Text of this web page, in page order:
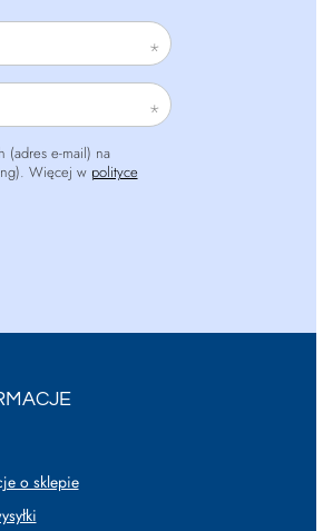
(adres e-mail) na
Więcej w polityce
o sklepie